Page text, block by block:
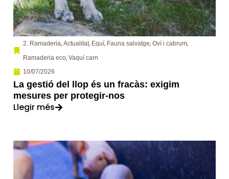
2. Ramaderia, Actualitat, Equí, Fauna salvatge, Oví i cabrum,
Ramaderia eco, Vaquí carn
10/07/2026
La gestió del llop és un fracàs: exigim
mesures per protegir-nos
Llegir més